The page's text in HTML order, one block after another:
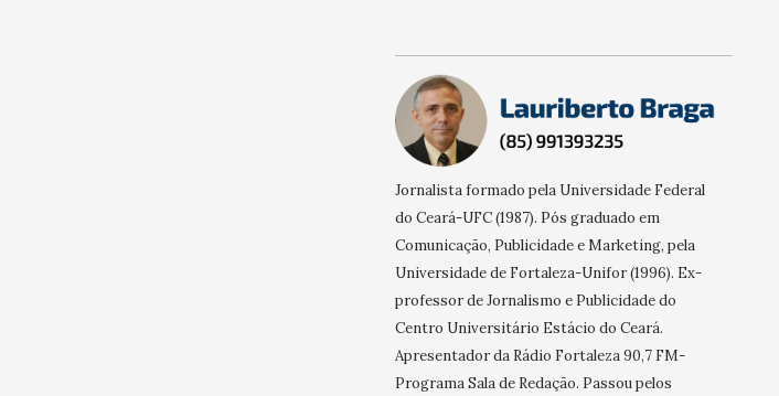
Jornalista formado pela Universidade Federal
do Ceará-UFC (1987). Pós graduado em
Comunicação, Publicidade e Marketing, pela
Universidade de Fortaleza-Unifor (1996). Ex-
professor de Jornalismo e Publicidade do
Centro Universitário Estácio do Ceará.
Apresentador da Rádio Fortaleza 90,7 FM-
Programa Sala de Redação. Passou pelos